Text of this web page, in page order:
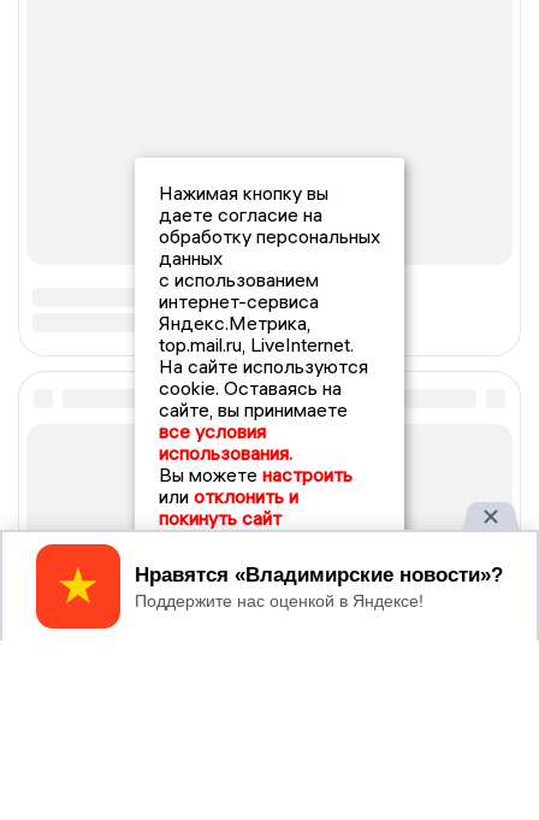
Нажимая кнопку вы
даете согласие на
обработку персональных
данных
с использованием
интернет-сервиса
Яндекс.Метрика,
top.mail.ru, LiveInternet.
На сайте используются
cookie. Оставаясь на
сайте, вы принимаете
все условия
использования.
Вы можете настроить
или отклонить и
покинуть сайт
Принять